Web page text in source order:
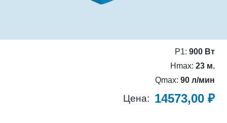
P1: 900 Вт
Hmax: 23 м.
Qmax: 90 л/мин
Цена: 14573,00 ₽